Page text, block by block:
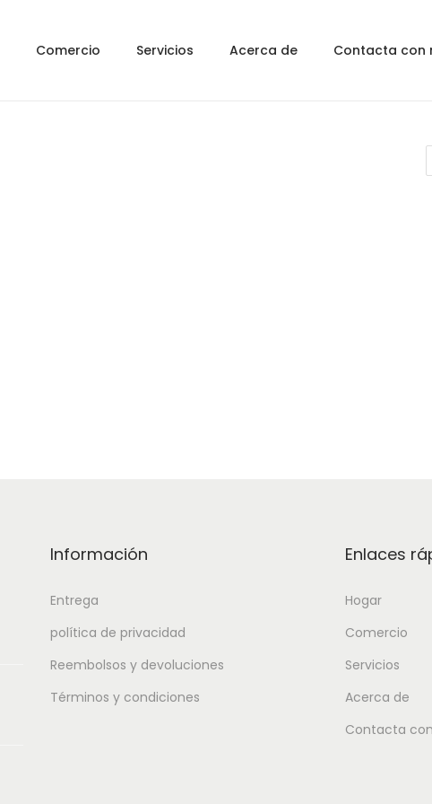
Comercio Servicios Acerca de Contacta con
Información
Entrega
política de privacidad
Reembolsos y devoluciones
Términos y condiciones
Enlaces
Hogar
Comercio
Servicios
Acerca de
Contacta